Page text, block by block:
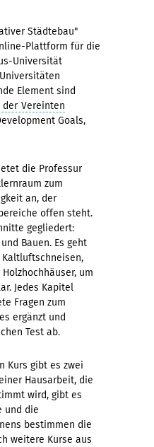
Städtebau"
Plattform für die
Universität
Element sind
Vereinten
Goals,
die Professur
zum
an, der
offen steht.
gegliedert:
Bauen. Es geht
Kaltluftschneisen,
um
Jedes Kapitel
Fragen zum
ergänzt und
Test ab.
Kurs gibt es zwei
Hausarbeit, die
wird, gibt es
und die
bestimmen die
weitere Kurse aus